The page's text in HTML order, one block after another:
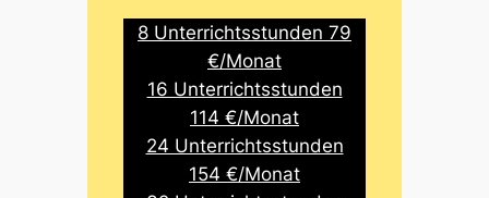
8 Unterrichtsstunden 79
€/Monat
16 Unterrichtsstunden
114 €/Monat
24 Unterrichtsstunden
154 €/Monat